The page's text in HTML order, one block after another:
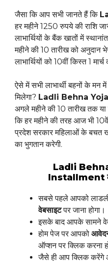
जैसा कि आप सभी जानते हैं कि
हर महीने 1250 रुपये की राशि
लाभार्थियों के बैंक खातों में
महीने की 10 तारीख को अनुदान
लाभार्थियों को 10वीं किस्त 1
ऐसे में सभी लाभार्थी बहनों के मन
मिलेगा? Ladli Behna
अगले महीने की 10 तारीख तक
कि हर महीने की तरह आज भी
प्रदेश सरकार महिलाओं के बचत
का भुगतान करेगी.
Ladli
Installment
सबसे पहले आपको
वेबसाइटपर जाना होगा।
इसके बाद आपके सामने
होम पेज पर आपको
ऑप्शन पर क्लिक करना
जैसे ही आप क्लिक करेंगे